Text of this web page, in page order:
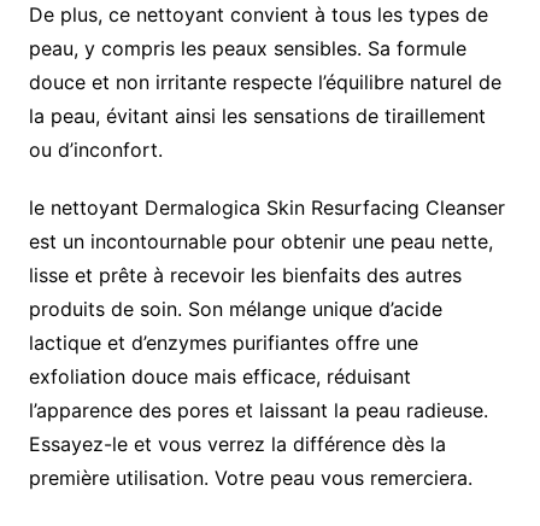
De plus, ce nettoyant convient à tous les types de
peau, y compris les peaux sensibles. Sa formule
douce et non irritante respecte l’équilibre naturel de
la peau, évitant ainsi les sensations de tiraillement
ou d’inconfort.
le nettoyant Dermalogica Skin Resurfacing Cleanser
est un incontournable pour obtenir une peau nette,
lisse et prête à recevoir les bienfaits des autres
produits de soin. Son mélange unique d’acide
lactique et d’enzymes purifiantes offre une
exfoliation douce mais efficace, réduisant
l’apparence des pores et laissant la peau radieuse.
Essayez-le et vous verrez la différence dès la
première utilisation. Votre peau vous remerciera.